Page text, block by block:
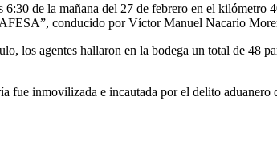
6:30 de la mañana del 27 de febrero en el
conducido por Víctor Manuel Nacario
los agentes hallaron en la bodega un total de 48
fue inmovilizada e incautada por el delito